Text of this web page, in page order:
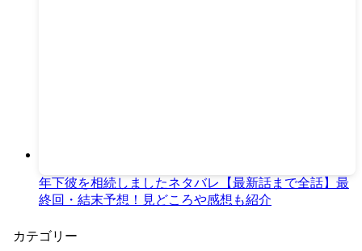
年下彼を相続しましたネタバレ【最新話まで全話】最
終回・結末予想！見どころや感想も紹介
カテゴリー